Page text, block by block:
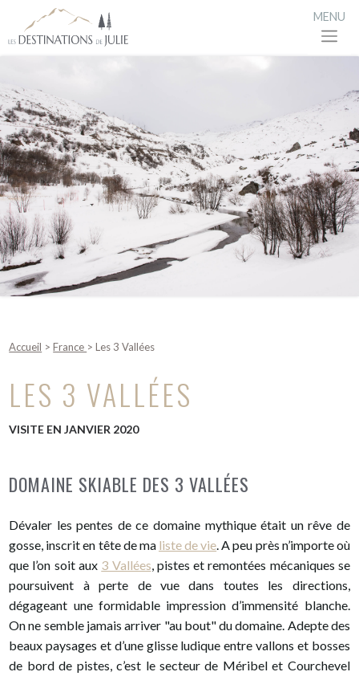
MENU
Accueil >France > Les 3 Vallées
LES 3 VALLÉES
VISITE EN JANVIER 2020
DOMAINE SKIABLE DES 3 VALLÉES
Dévaler les pentes de ce domaine mythique était un rêve de
gosse, inscrit en tête de ma liste de vie . A peu près n’importe où
que l’on soit aux 3 Vallées , pistes et remontées mécaniques se
poursuivent à perte de vue dans toutes les directions,
dégageant une formidable impression d’immensité blanche.
On ne semble jamais arriver "au bout" du domaine. Adepte des
beaux paysages et d’une glisse ludique entre vallons et bosses
de bord de pistes, c’est le secteur de Méribel et Courchevel